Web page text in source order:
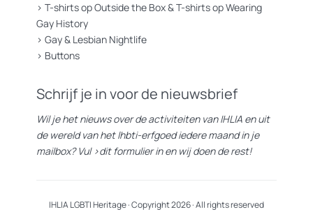
> T-shirts op Outside the Box&T-shirts op Wearing
Gay History
> Gay & Lesbian Nightlife
> Buttons
Schrijf je in voor de nieuwsbrief
Wil je het nieuws over de activiteiten van IHLIA en uit
de wereld van het lhbti-erfgoed iedere maand in je
mailbox? Vul >dit formulierin en wij doen de rest!
IHLIA LGBTI Heritage · Copyright 2026 · All rights reserved